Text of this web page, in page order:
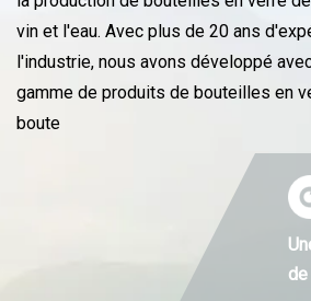
vin et l'eau. Avec plus de 20 ans
l'industrie, nous avons développé
gamme de produits de bouteilles en
boute